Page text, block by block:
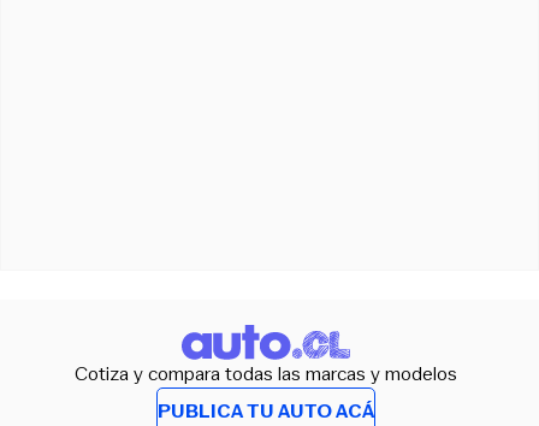
Cotiza y compara todas las marcas y modelos
PUBLICA TU AUTO ACÁ